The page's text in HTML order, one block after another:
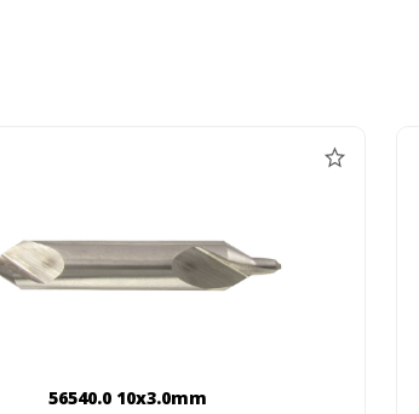
56540.0 10x3.0mm